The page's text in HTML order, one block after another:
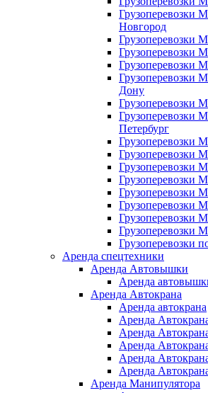
Грузоперевозки
Новгород
Грузоперевозки
Грузоперевозки
Грузоперевозки
Грузоперевозки
Дону
Грузоперевозки
Грузоперевозки
Петербург
Грузоперевозки
Грузоперевозки
Грузоперевозки
Грузоперевозки
Грузоперевозки
Грузоперевозки
Грузоперевозки
Грузоперевозки
Грузоперевозки
Аренда спецтехники
Аренда Автовышки
Аренда
Аренда Автокрана
Аренда автокрана
Аренда
Аренда
Аренда
Аренда
Аренда
Аренда Манипулятора